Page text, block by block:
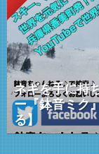
ネギを手に持
ー『鉢音ミク
る】